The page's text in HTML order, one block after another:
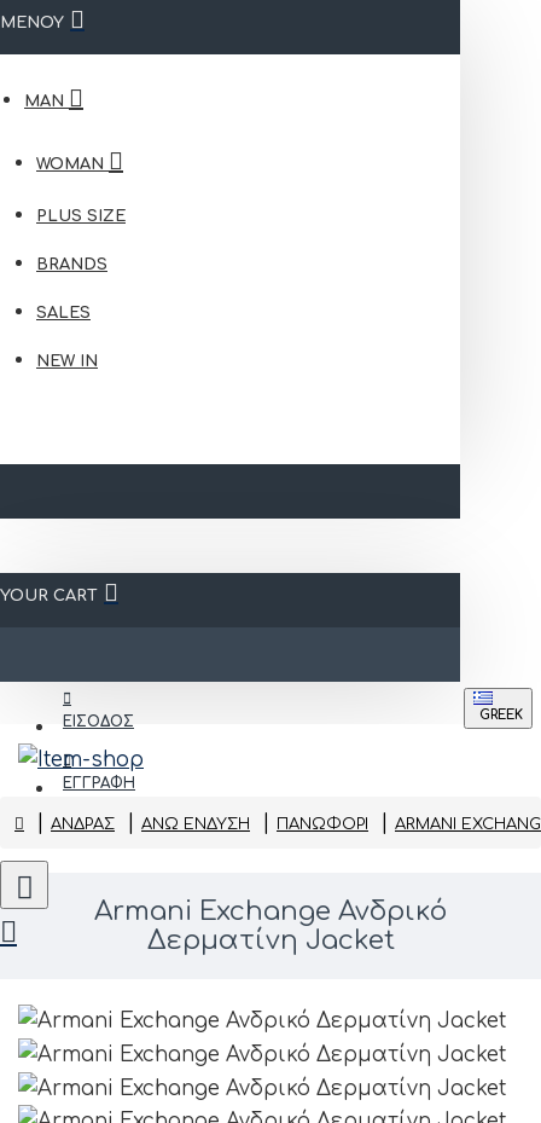
ΜΕΝΟΥ
MAN
WOMAN
PLUS SIZE
BRANDS
SALES
NEW IN
YOUR CART
ΕΙΣΟΔΟΣ
ΕΓΓΡΑΦΗ
GREEK
ΑΝΔΡΑΣ ΆΝΩ ΈΝΔΥΣΗ ΠΑΝΩΦΌΡΙ ARMANI
Armani Exchange Ανδρικό
Δερματίνη Jacket